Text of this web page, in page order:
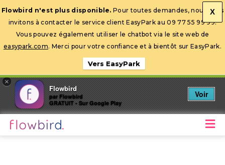
Ouvrir la barre d’outils
X
Flowbird n'est plus disponible. Pour toutes demandes, nous vous
invitons à contacter le service client EasyPark au 09 77 55 99 99.
Vous pouvez également utiliser le chatbot via le site web de
easypark.com. Merci pour votre confiance et à bientôt sur EasyPark.
Vers EasyPark
×
Flowbird
par Flowbird
GRATUIT - Sur Google Play
Voir